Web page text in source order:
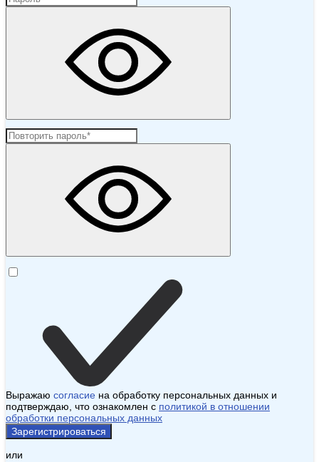
Выражаю согласие на обработку персональных данных и
подтверждаю, что ознакомлен с политикой в отношении
обработки персональных данных
Зарегистрироваться
или